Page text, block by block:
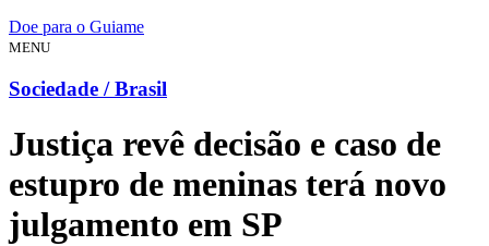
Doe para o Guiame
MENU
Sociedade / Brasil
Justiça revê decisão e caso de
estupro de meninas terá novo
julgamento em SP